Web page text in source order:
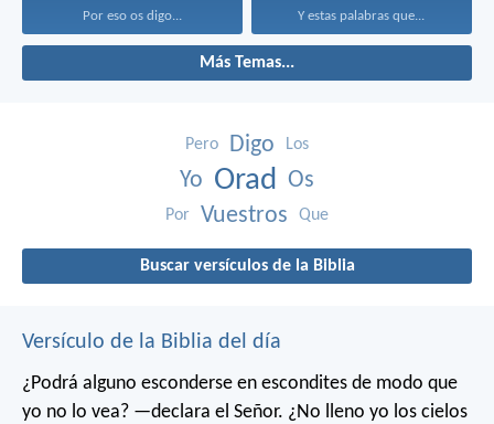
Por eso os digo... Y estas palabras que...
Más Temas...
Pero Digo Los
Yo Orad Os
Por Vuestros Que
Buscar versículos de la Biblia
Versículo de la Biblia del día
¿Podrá alguno esconderse en escondites de modo que
yo no lo vea? —declara el Señor. ¿No lleno yo los cielos